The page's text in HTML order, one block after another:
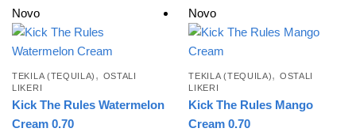
Novo
TEKILA (TEQUILA) , OSTALI
LIKERI
Kick The Rules Watermelon
Cream 0.70
Novo
TEKILA (TEQUILA), OSTALI
LIKERI
Kick The Rules Mango
Cream 0.70